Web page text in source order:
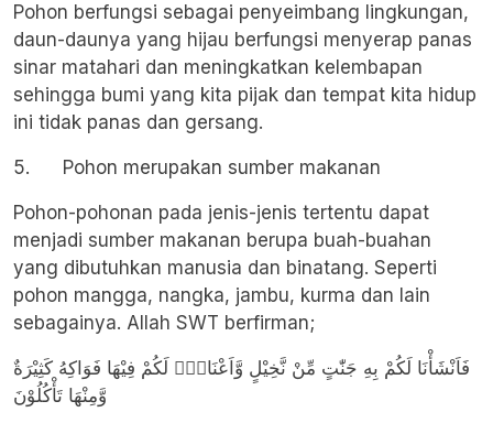
Pohon berfungsi sebagai penyeimbang lingkungan,
daun-daunya yang hijau berfungsi menyerap panas
sinar matahari dan meningkatkan kelembapan
sehingga bumi yang kita pijak dan tempat kita hidup
ini tidak panas dan gersang.
5. Pohon merupakan sumber makanan
Pohon-pohonan pada jenis-jenis tertentu dapat
menjadi sumber makanan berupa buah-buahan
yang dibutuhkan manusia dan binatang. Seperti
pohon mangga, nangka, jambu, kurma dan lain
sebagainya. Allah SWT berfirman;
فَاَنْشَأْنَا لَكُمْ بِهِ جَنّٰتٍ مِّنْ نَّخِيْلٍ وَّاَعْنَابٍۘ لَكُمْ فِيْهَا فَوَاكِهُ كَثِيْرَةٌ
وَّمِنْهَا تَأْكُلُوْنَ